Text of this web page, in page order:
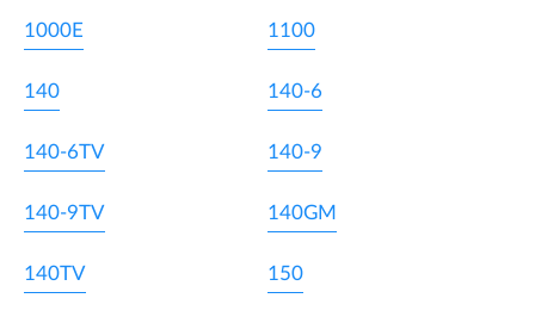
1000E 1100
140 140-6
140-6TV 140-9
140-9TV 140GM
140TV 150